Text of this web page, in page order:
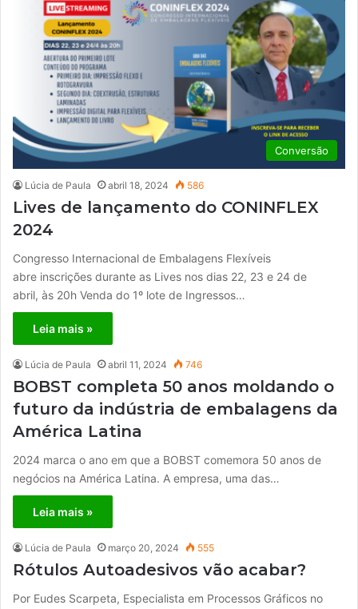
Conversão
Lúcia de Paula abril 18, 2024 586
Lives de lançamento do CONINFLEX
2024
Congresso Internacional de Embalagens Flexíveis
abre inscrições durante as Lives nos dias 22, 23 e 24 de
abril, às 20h Venda do 1º lote de Ingressos…
Leia mais »
Lúcia de Paula abril 11, 2024 746
BOBST completa 50 anos moldando o
futuro da indústria de embalagens da
América Latina
2024 marca o ano em que a BOBST comemora 50 anos de
negócios na América Latina. A empresa, uma das…
Leia mais »
Lúcia de Paula março 20, 2024 555
Rótulos Autoadesivos vão acabar?
Por Eudes Scarpeta, Especialista em Processos Gráficos no